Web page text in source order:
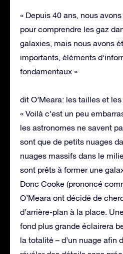
« Depuis 40 ans, nous
pour comprendre les gaz
galaxies, mais nous avons
importants, éléments
fondamentaux »
dit O’Meara: les tailles et
« Voilà c’est un peu
les astronomes ne savent
sont que de petits nuages
nuages massifs dans le
sont prêts à former une
Donc Cooke (prononcé
O’Meara ont décidé de
d’arrière-plan à la place.
fond plus grande éclairera
la totalité – d’un nuage afin